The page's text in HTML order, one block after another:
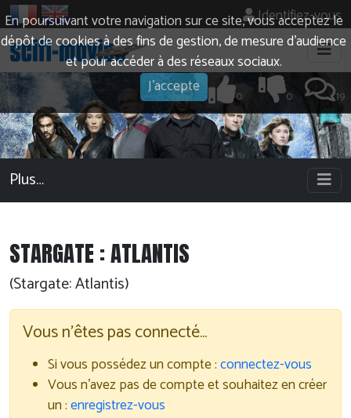
En poursuivant votre navigation sur ce site, vous acceptez le
dépôt de cookies à des fins de gestion, de mesure d’audience
et pour accéder à des réseaux sociaux.
J'accepte
Identifiez-vous
19
0
0
Plus…
STARGATE : ATLANTIS
(Stargate: Atlantis)
Vous n'êtes pas connecté…
Si vous possédez un compte :connectez-vous
Vous n'avez pas de compte et souhaitez en créer
un :enregistrez-vous